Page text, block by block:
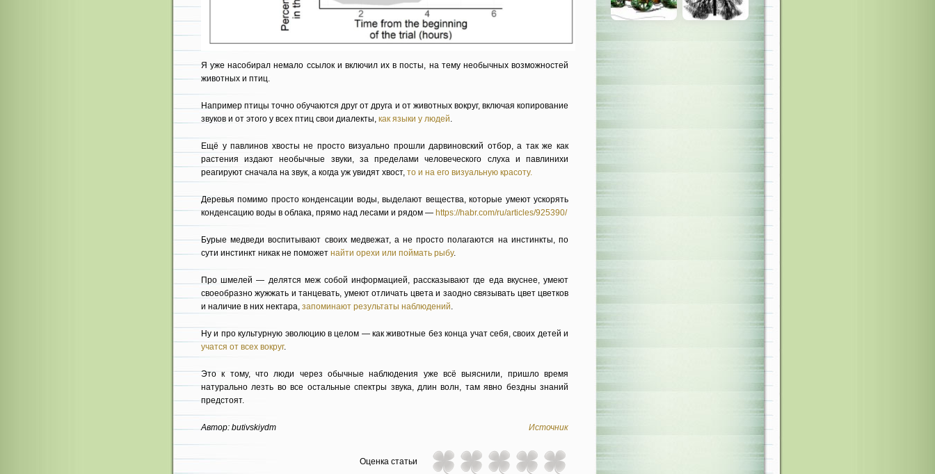
Я уже насобирал немало ссылок и включил их в посты, на тему необычных возможностей
животных и птиц.
Например птицы точно обучаются друг от друга и от животных вокруг, включая копирование
звуков и от этого у всех птиц свои диалекты, как языки у людей.
Ещё у павлинов хвосты не просто визуально прошли дарвиновский отбор, а так же как
растения издают необычные звуки, за пределами человеческого слуха и павлинихи
реагируют сначала на звук, а когда уж увидят хвост, то и на его визуальную красоту.
Деревья помимо просто конденсации воды, выделают вещества, которые умеют ускорять
конденсацию воды в облака, прямо над лесами и рядом — https://habr.com/ru/articles/925390/
Бурые медведи воспитывают своих медвежат, а не просто полагаются на инстинкты, по
сути инстинкт никак не поможет найти орехи или поймать рыбу.
Про шмелей — делятся меж собой информацией, рассказывают где еда вкуснее, умеют
своеобразно жужжать и танцевать, умеют отличать цвета и заодно связывать цвет цветков
и наличие в них нектара, запоминают результаты наблюдений.
Ну и про культурную эволюцию в целом — как животные без конца учат себя, своих детей и
учатся от всех вокруг.
Это к тому, что люди через обычные наблюдения уже всё выяснили, пришло время
натурально лезть во все остальные спектры звука, длин волн, там явно бездны знаний
предстоят.
Автор: butivskiydm Источник
Оценка статьи